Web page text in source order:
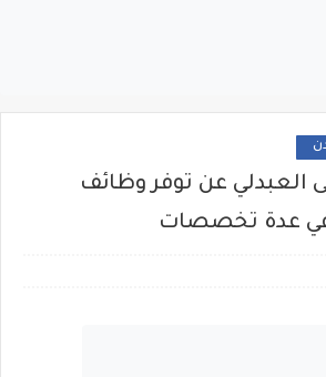
عن توفر وظائف
في عدة تخصصات